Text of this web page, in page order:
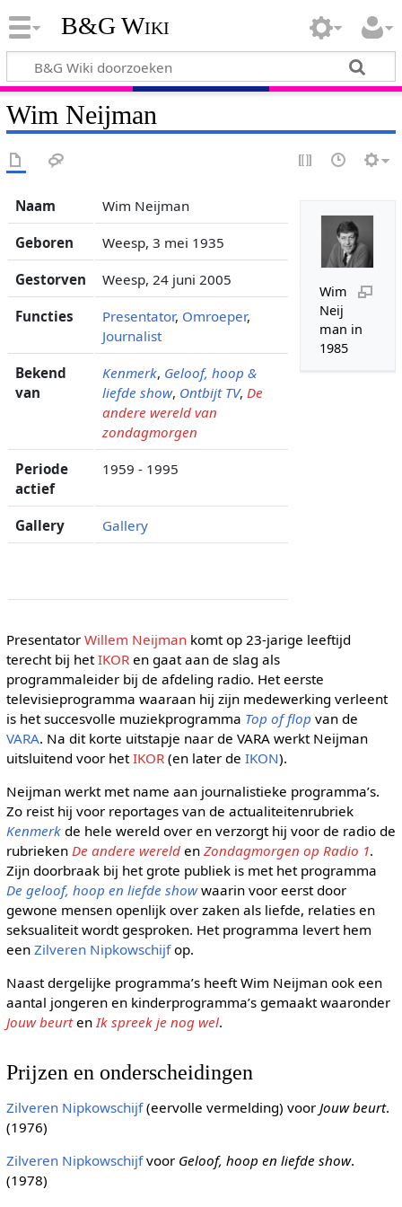
B&G Wiki
Wim Neijman
Wim
Neij
man in
1985
Naam Wim Neijman
Geboren Weesp, 3 mei 1935
Gestorven Weesp, 24 juni 2005
Functies Presentator, Omroeper,
Journalist
Bekend
van
Kenmerk, Geloof, hoop &
liefde show, Ontbijt TV, De
andere wereld van
zondagmorgen
Periode
actief
1959 - 1995
Gallery Gallery
Presentator Willem Neijmankomt op 23-jarige leeftijd
terecht bij hetIKORen gaat aan de slag als
programmaleider bij de afdeling radio. Het eerste
televisieprogramma waaraan hij zijn medewerking verleent
is het succesvolle muziekprogramma Top of flop van de
VARA. Na dit korte uitstapje naar de VARA werkt Neijman
uitsluitend voor hetIKOR(en later de IKON).
Neijman werkt met name aan journalistieke programma’s.
Zo reist hij voor reportages van de actualiteitenrubriek
Kenmerkde hele wereld over en verzorgt hij voor de radio de
rubrieken De andere werelden Zondagmorgen op Radio 1.
Zijn doorbraak bij het grote publiek is met het programma
De geloof, hoop en liefde showwaarin voor eerst door
gewone mensen openlijk over zaken als liefde, relaties en
seksualiteit wordt gesproken. Het programma levert hem
een Zilveren Nipkowschijfop.
Naast dergelijke programma’s heeft Wim Neijman ook een
aantal jongeren en kinderprogramma’s gemaakt waaronder
Jouw beurtenIk spreek je nog wel.
Prijzen en onderscheidingen
Zilveren Nipkowschijf(eervolle vermelding) voor Jouw beurt.
(1976)
Zilveren Nipkowschijfvoor Geloof, hoop en liefde show.
(1978)